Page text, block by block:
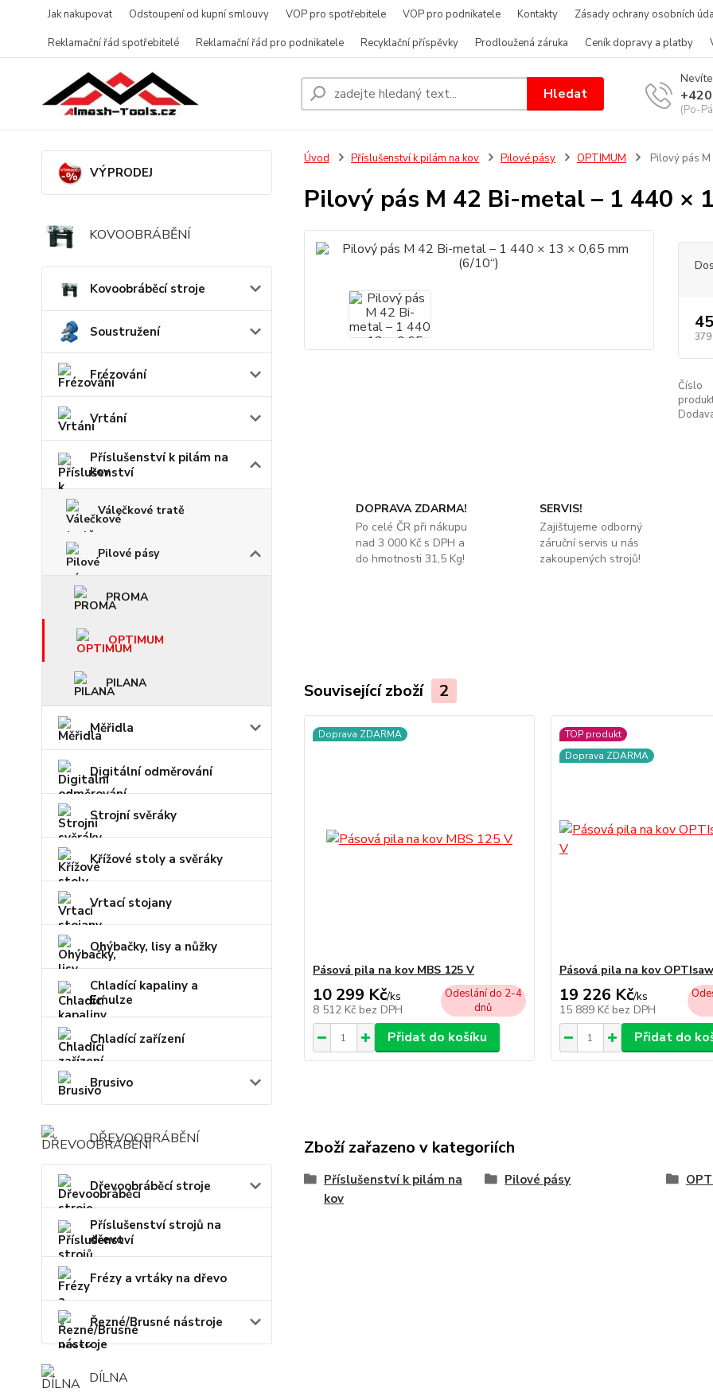
Jak nakupovat Odstoupení od kupní smlouvy VOP pro spotřebitele VOP pro podnikatele Kontakty
Zásady ochrany osobních
Reklamační řád spotřebitelé
Reklamační řád pro podnikatele Recyklační příspěvky Prodloužená záruka Ceník dopravy a platby
Hledat
(Po-
VÝPRODEJ
KOVOOBRÁBĚNÍ
Kovoobráběcí stroje
Soustružení
Frézování
Vrtání
Příslušenství k pilám na
kov
Válečkové tratě
Pilové pásy
PROMA
OPTIMUM
PILANA
Měřidla
Digitální odměrování
Strojní svěráky
Křížové stoly a svěráky
Vrtací stojany
Ohýbačky, lisy a nůžky
Chladící kapaliny a
Emulze
Chladící zařízení
Brusivo
DŘEVOOBRÁBĚNÍ
Dřevoobráběcí stroje
Příslušenství strojů na
dřevo
Frézy a vrtáky na dřevo
Řezné/Brusné nástroje
DÍLNA
Úvod Příslušenství k pilám na kov Pilové pásy OPTIMUM Pilový pás
Pilový pás M 42 Bi-metal – 1 440 ×
379
Číslo
DOPRAVA ZDARMA!
Po celé ČR při nákupu
nad 3 000 Kč s DPH a
do hmotnosti 31,5 Kg!
SERVIS!
Zajišťujeme odborný
záruční servis u nás
zakoupených strojů!
Související zboží 2
Doprava ZDARMA
Pásová pila na kov MBS 125 V
10 299 Kč/ks
8 512 Kč bez DPH
Odeslání do 2-4
dnů
Přidat do košíku
TOP produkt
Doprava ZDARMA
Pásová pila na kov
19 226 Kč/ks
15 889 Kč bez DPH
Přidat do
Zboží zařazeno v kategoriích
Příslušenství k pilám na
kov
Pilové pásy